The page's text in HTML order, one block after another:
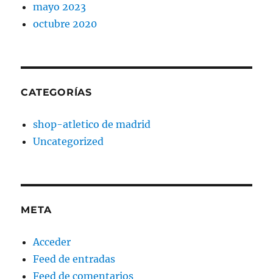
mayo 2023
octubre 2020
CATEGORÍAS
shop-atletico de madrid
Uncategorized
META
Acceder
Feed de entradas
Feed de comentarios